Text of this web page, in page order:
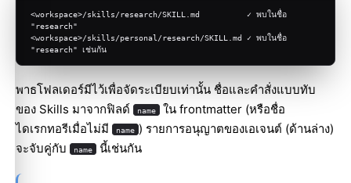
<workspace>/skills/research/SKILL.md          ✓ พบในชื่อ
"research"
<workspace>/skills/personal/research/SKILL.md ✓ พบในชื่อ
"research" เช่นกัน
พาธโฟลเดอร์มีไว้เพื่อจัดระเบียบเท่านั้น ชื่อและคำสั่งแบบทับ
ของ Skills มาจากฟิลด์
name ใน frontmatter (หรือชื่อ
ไดเรกทอรีเมื่อไม่มี
name ) รายการอนุญาตของเอเจนต์ (ด้านล่าง)
จะจับคู่กับ
name นี้เช่นกัน